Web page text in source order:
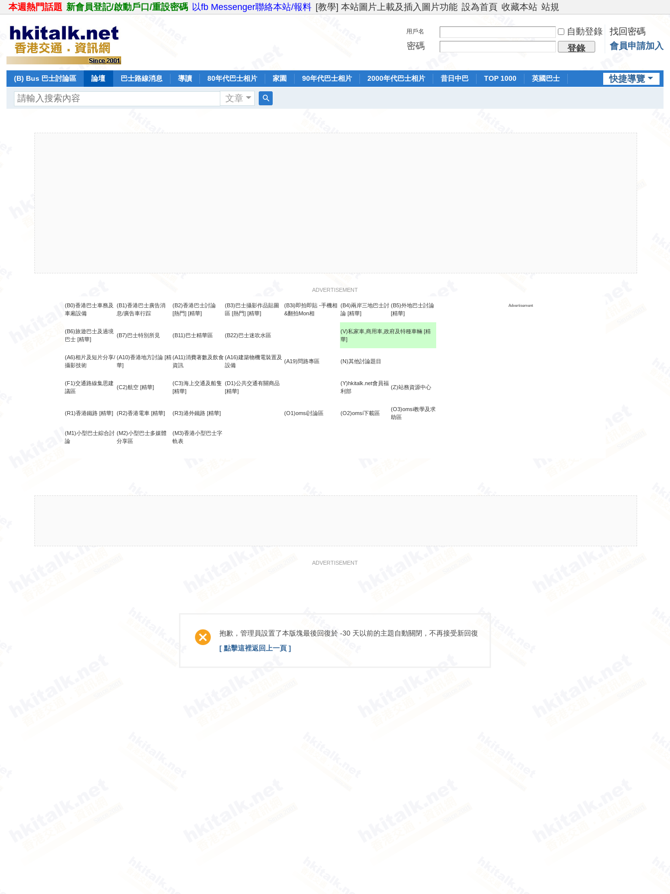
本週熱門話題 新會員登記/啟動戶口/重設密碼 以fb Messenger聯絡本站/報料 [教學] 本站圖片上載及插入圖片功能 設為首頁 收藏本站 站規
用戶名 自動登錄
找回密碼
密碼
登錄 會員申請加入
快捷導覽
(B) Bus 巴士討論區 論壇 巴士路線消息 導讀 80年代巴士相片 家園 90年代巴士相片 2000年代巴士相片 昔日中巴 TOP 1000
英國巴士
文章
ADVERTISEMENT
(B0)香港巴士車務及
車廂設備
(B1)香港巴士廣告消
息/廣告車行踪
(B2)香港巴士討論
[熱門] [精華]
(B3)巴士攝影作品貼圖
區 [熱門] [精華]
(B3i)即拍即貼 -手機相
&翻拍Mon相
(B4)兩岸三地巴士討
論 [精華]
(B5)外地巴士討論
[精華]
Advertisement
(B6)旅遊巴士及過境
巴士 [精華]
(B7)巴士特別所見 (B11)巴士精華區 (B22)巴士迷吹水區
(V)私家車,商用車,政府及特種車輛 [精
華]
(A6)相片及短片分享/
攝影技術
(A10)香港地方討論 [精
華]
(A11)消費著數及飲食
資訊
(A16)建築物機電裝置及
設備
(A19)問路專區 (N)其他討論題目
(F1)交通路線集思建
議區
(C2)航空 [精華]
(C3)海上交通及船隻
[精華]
(D1)公共交通有關商品
[精華]
(Y)hkitalk.net會員福
利部
(Z)站務資源中心
(R1)香港鐵路 [精華] (R2)香港電車 [精華] (R3)港外鐵路 [精華] (O1)omsi討論區 (O2)omsi下載區
(O3)omsi教學及求
助區
(M1)小型巴士綜合討
論
(M2)小型巴士多媒體
分享區
(M3)香港小型巴士字
軌表
ADVERTISEMENT
抱歉，管理員設置了本版塊最後回復於 -30 天以前的主題自動關閉，不再接受新回復
[ 點擊這裡返回上一頁 ]